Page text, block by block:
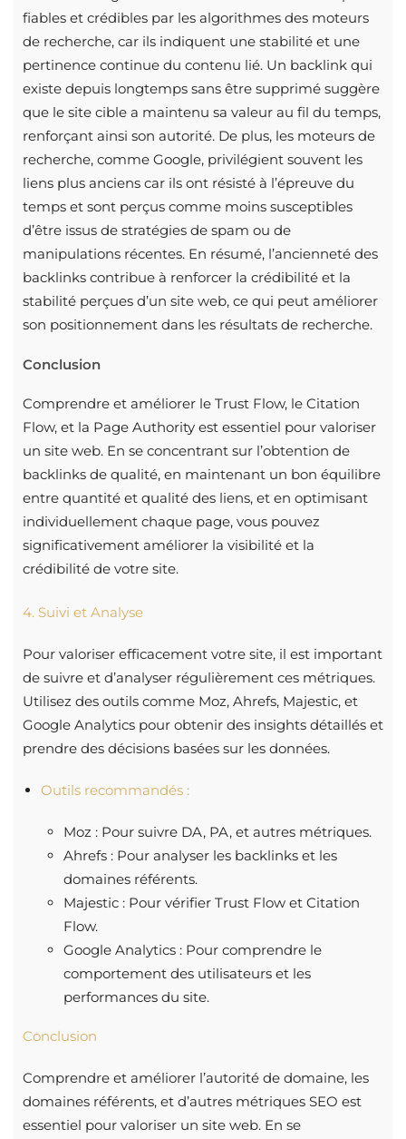
fiables et crédibles par les algorithmes des moteurs
de recherche, car ils indiquent une stabilité et une
pertinence continue du contenu lié. Un backlink qui
existe depuis longtemps sans être supprimé suggère
que le site cible a maintenu sa valeur au fil du temps,
renforçant ainsi son autorité. De plus, les moteurs de
recherche, comme Google, privilégient souvent les
liens plus anciens car ils ont résisté à l’épreuve du
temps et sont perçus comme moins susceptibles
d’être issus de stratégies de spam ou de
manipulations récentes. En résumé, l’ancienneté des
backlinks contribue à renforcer la crédibilité et la
stabilité perçues d’un site web, ce qui peut améliorer
son positionnement dans les résultats de recherche.
Conclusion
Comprendre et améliorer le Trust Flow, le Citation
Flow, et la Page Authority est essentiel pour valoriser
un site web. En se concentrant sur l’obtention de
backlinks de qualité, en maintenant un bon équilibre
entre quantité et qualité des liens, et en optimisant
individuellement chaque page, vous pouvez
significativement améliorer la visibilité et la
crédibilité de votre site.
4. Suivi et Analyse
Pour valoriser efficacement votre site, il est important
de suivre et d’analyser régulièrement ces métriques.
Utilisez des outils comme Moz, Ahrefs, Majestic, et
Google Analytics pour obtenir des insights détaillés et
prendre des décisions basées sur les données.
Outils recommandés :
Moz : Pour suivre DA, PA, et autres métriques.
Ahrefs : Pour analyser les backlinks et les
domaines référents.
Majestic : Pour vérifier Trust Flow et Citation
Flow.
Google Analytics : Pour comprendre le
comportement des utilisateurs et les
performances du site.
Conclusion
Comprendre et améliorer l’autorité de domaine, les
domaines référents, et d’autres métriques SEO est
essentiel pour valoriser un site web. En se